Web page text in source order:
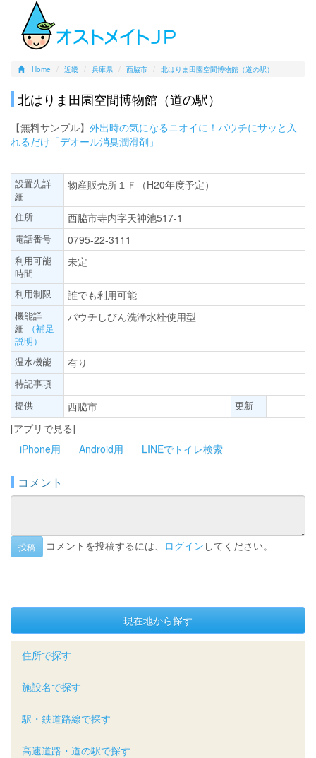
Home 近畿 兵庫県 西脇市 北はりま田園空間博物館（道の駅）
北はりま田園空間博物館（道の駅）
【無料サンプル】 外出時の気になるニオイに！パウチにサッと入
れるだけ「デオール消臭潤滑剤」
設置先詳
細
物産販売所１Ｆ（H20年度予定）
住所 西脇市寺内字天神池517-1
電話番号 0795-22-3111
利用可能
時間
未定
利用制限 誰でも利用可能
機能詳
細
（補足
説明）
パウチしびん洗浄水栓使用型
温水機能 有り
特記事項
提供
西脇市 更新
[アプリで見る]
iPhone用
Android用 LINEでトイレ検索
コメント
投稿 コメントを投稿するには、 ログイン してください。
現在地から探す
住所で探す
施設名で探す
駅・鉄道路線で探す
高速道路・道の駅で探す